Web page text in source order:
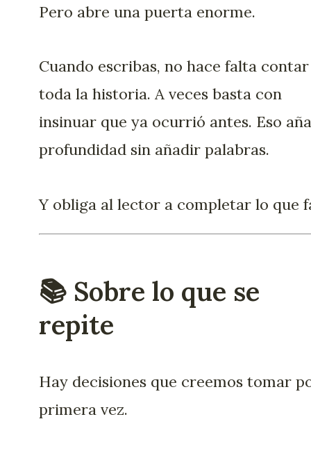
Pero abre una puerta enorme.
Cuando escribas, no hace falta contar
toda la historia. A veces basta con
insinuar que ya ocurrió antes. Eso
profundidad sin añadir palabras.
Y obliga al lector a completar lo que
📚 Sobre lo que se
repite
Hay decisiones que creemos tomar
primera vez.